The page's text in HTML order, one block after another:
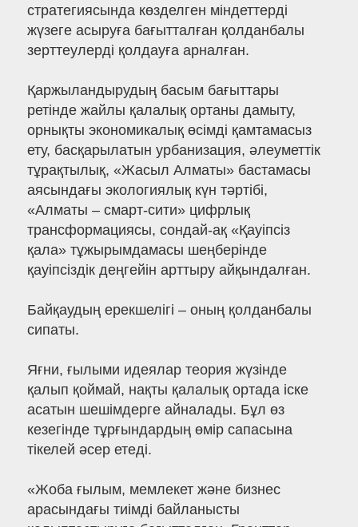
стратегиясында көзделген міндеттерді
жүзеге асыруға бағытталған қолданбалы
зерттеулерді қолдауға арналған.
Қаржыландырудың басым бағыттары
ретінде жайлы қалалық ортаны дамыту,
орнықты экономикалық өсімді қамтамасыз
ету, басқарылатын урбанизация, әлеуметтік
тұрақтылық, «Жасыл Алматы» бастамасы
аясындағы экологиялық күн тәртібі,
«Алматы – смарт-сити» цифрлық
трансформациясы, сондай-ақ «Қауіпсіз
қала» тұжырымдамасы шеңберінде
қауіпсіздік деңгейін арттыру айқындалған.
Байқаудың ерекшелігі – оның қолданбалы
сипаты.
Яғни, ғылыми идеялар теория жүзінде
қалып қоймай, нақты қалалық ортада іске
асатын шешімдерге айналады. Бұл өз
кезегінде тұрғындардың өмір сапасына
тікелей әсер етеді.
«Жоба ғылым, мемлекет және бизнес
арасындағы тиімді байланысты